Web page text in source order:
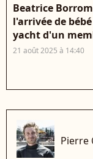
Beatrice
l'arrivée de
yacht d'un
21 août 2025 à 14:40
Pierre